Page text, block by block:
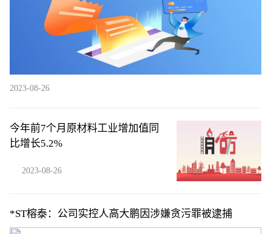
2023-08-26
今年前7个月原材料工业增加值同
比增长5.2%
2023-08-26
*ST榕泰：公司实控人高大鹏因涉嫌贪污罪被逮捕